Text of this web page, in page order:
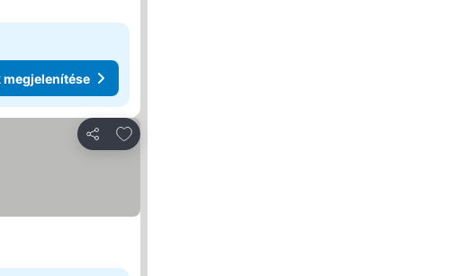
megjelenítése
Megosztás
Hozzáadás a kedvencekhez